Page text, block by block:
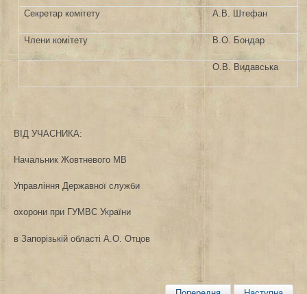
Секретар комітету А.В. Штефан
Члени комітету В.О. Бондар
О.В. Видавська
ВІД УЧАСНИКА:
Начальник Жовтневого МВ
Управління Державної служби
охорони при ГУМВС України
в Запорізькій області А.О. Отцов